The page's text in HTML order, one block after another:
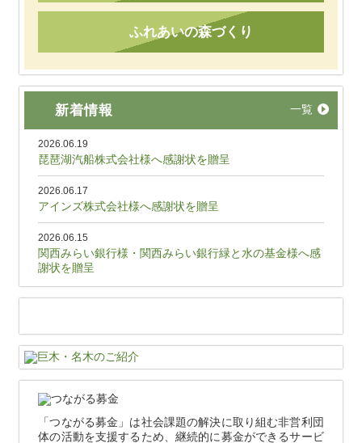
ふれあいの森づくり
新着情報 一覧
2026.06.19
琵琶湖汽船株式会社様へ感謝状を贈呈
2026.06.17
アインズ株式会社様へ感謝状を贈呈
2026.06.15
関西みらい銀行様・関西みらい銀行緑と水の基金様へ感
謝状を贈呈
「つながる募金」は社会課題の解決に取り組む非営利団
体の活動を支援するため、継続的に募金ができるサービ